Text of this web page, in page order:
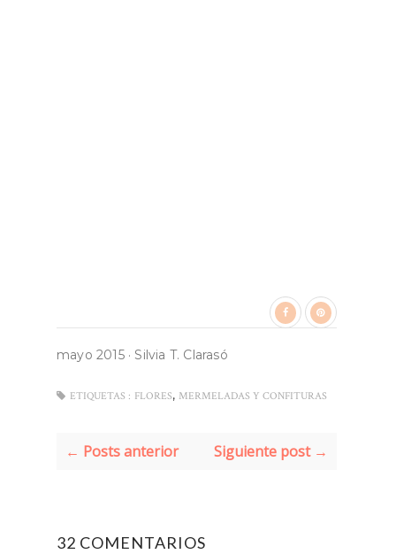
mayo 2015· Silvia T. Clarasó
ETIQUETAS : FLORES, MERMELADAS Y CONFITURAS
← Posts anterior Siguiente post →
32 COMENTARIOS